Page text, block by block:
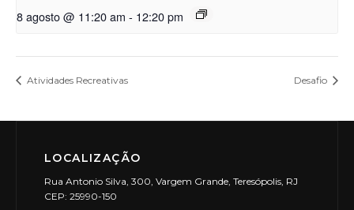
8 agosto @ 11:20 am - 12:20 pm
Atividades Recreativas Desafio
LOCALIZAÇÃO
Rua Antonio Silva, 300, Vargem Grande, Teresópolis, RJ
CEP: 25990-150